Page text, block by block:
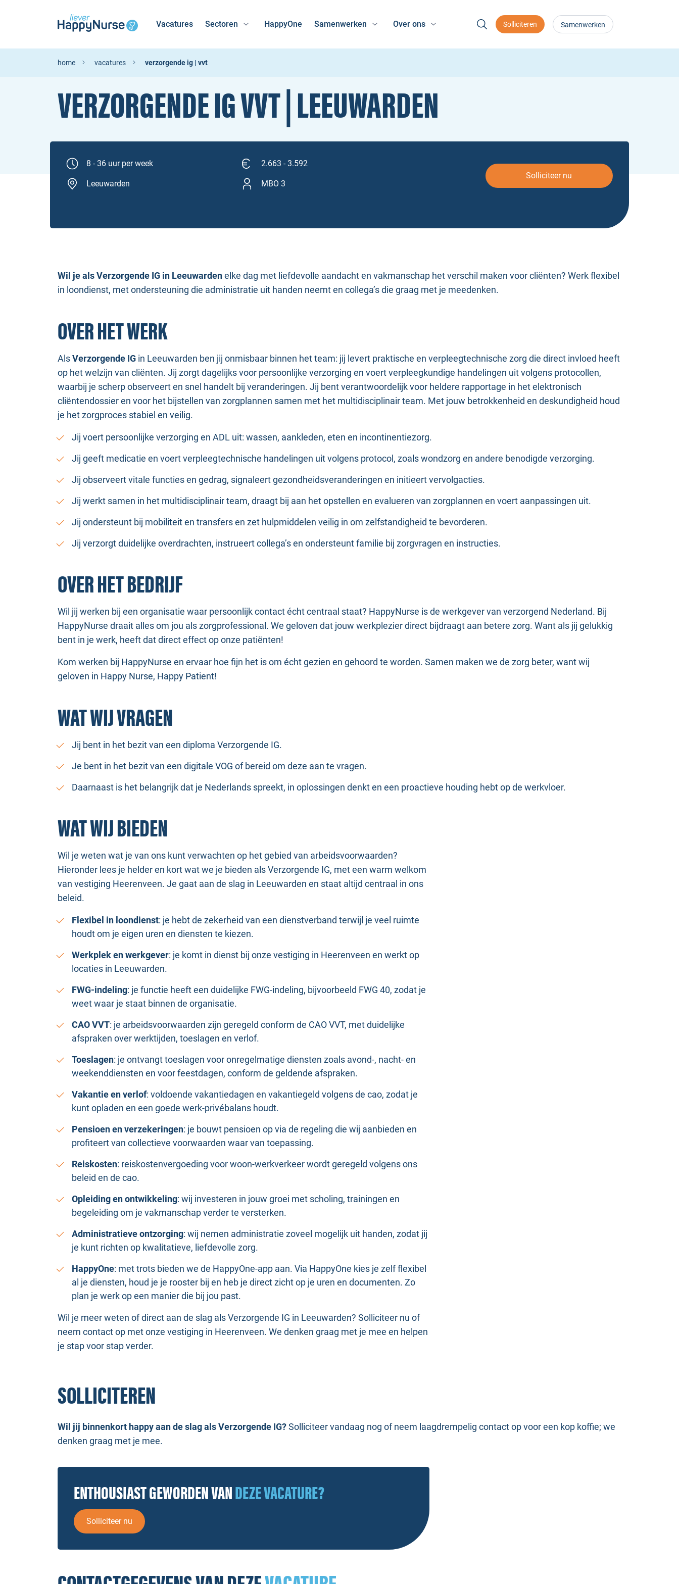
Vacatures Sectoren HappyOne Samenwerken Over ons Solliciteren Samenwerken
home vacatures verzorgende ig | vvt
VERZORGENDE IG VVT | LEEUWARDEN
8 - 36 uur per week 2.663 - 3.592
Leeuwarden MBO 3
Solliciteer nu
Wil je als Verzorgende IG in Leeuwardenelke dag met liefdevolle aandacht en vakmanschap het verschil maken voor cliënten? Werk flexibel
in loondienst, met ondersteuning die administratie uit handen neemt en collega’s die graag met je meedenken.
OVER HET WERK
AlsVerzorgende IG in Leeuwarden ben jij onmisbaar binnen het team: jij levert praktische en verpleegtechnische zorg die direct invloed heeft
op het welzijn van cliënten. Jij zorgt dagelijks voor persoonlijke verzorging en voert verpleegkundige handelingen uit volgens protocollen,
waarbij je scherp observeert en snel handelt bij veranderingen. Jij bent verantwoordelijk voor heldere rapportage in het elektronisch
cliëntendossier en voor het bijstellen van zorgplannen samen met het multidisciplinair team. Met jouw betrokkenheid en deskundigheid houd
je het zorgproces stabiel en veilig.
Jij voert persoonlijke verzorging en ADL uit: wassen, aankleden, eten en incontinentiezorg.
Jij geeft medicatie en voert verpleegtechnische handelingen uit volgens protocol, zoals wondzorg en andere benodigde verzorging.
Jij observeert vitale functies en gedrag, signaleert gezondheidsveranderingen en initieert vervolgacties.
Jij werkt samen in het multidisciplinair team, draagt bij aan het opstellen en evalueren van zorgplannen en voert aanpassingen uit.
Jij ondersteunt bij mobiliteit en transfers en zet hulpmiddelen veilig in om zelfstandigheid te bevorderen.
Jij verzorgt duidelijke overdrachten, instrueert collega’s en ondersteunt familie bij zorgvragen en instructies.
OVER HET BEDRIJF
Wil jij werken bij een organisatie waar persoonlijk contact écht centraal staat? HappyNurse is de werkgever van verzorgend Nederland. Bij
HappyNurse draait alles om jou als zorgprofessional. We geloven dat jouw werkplezier direct bijdraagt aan betere zorg. Want als jij gelukkig
bent in je werk, heeft dat direct effect op onze patiënten!
Kom werken bij HappyNurse en ervaar hoe fijn het is om écht gezien en gehoord te worden. Samen maken we de zorg beter, want wij
geloven in Happy Nurse, Happy Patient!
WAT WIJ VRAGEN
Jij bent in het bezit van een diploma Verzorgende IG.
Je bent in het bezit van een digitale VOG of bereid om deze aan te vragen.
Daarnaast is het belangrijk dat je Nederlands spreekt, in oplossingen denkt en een proactieve houding hebt op de werkvloer.
WAT WIJ BIEDEN
Wil je weten wat je van ons kunt verwachten op het gebied van arbeidsvoorwaarden?
Hieronder lees je helder en kort wat we je bieden als Verzorgende IG, met een warm welkom
van vestiging Heerenveen. Je gaat aan de slag in Leeuwarden en staat altijd centraal in ons
beleid.
Flexibel in loondienst: je hebt de zekerheid van een dienstverband terwijl je veel ruimte
houdt om je eigen uren en diensten te kiezen.
Werkplek en werkgever: je komt in dienst bij onze vestiging in Heerenveen en werkt op
locaties in Leeuwarden.
FWG-indeling: je functie heeft een duidelijke FWG-indeling, bijvoorbeeld FWG 40, zodat je
weet waar je staat binnen de organisatie.
CAO VVT: je arbeidsvoorwaarden zijn geregeld conform de CAO VVT, met duidelijke
afspraken over werktijden, toeslagen en verlof.
Toeslagen: je ontvangt toeslagen voor onregelmatige diensten zoals avond-, nacht- en
weekenddiensten en voor feestdagen, conform de geldende afspraken.
Vakantie en verlof: voldoende vakantiedagen en vakantiegeld volgens de cao, zodat je
kunt opladen en een goede werk-privébalans houdt.
Pensioen en verzekeringen: je bouwt pensioen op via de regeling die wij aanbieden en
profiteert van collectieve voorwaarden waar van toepassing.
Reiskosten: reiskostenvergoeding voor woon-werkverkeer wordt geregeld volgens ons
beleid en de cao.
Opleiding en ontwikkeling: wij investeren in jouw groei met scholing, trainingen en
begeleiding om je vakmanschap verder te versterken.
Administratieve ontzorging: wij nemen administratie zoveel mogelijk uit handen, zodat jij
je kunt richten op kwalitatieve, liefdevolle zorg.
HappyOne: met trots bieden we de HappyOne-app aan. Via HappyOne kies je zelf flexibel
al je diensten, houd je je rooster bij en heb je direct zicht op je uren en documenten. Zo
plan je werk op een manier die bij jou past.
Wil je meer weten of direct aan de slag als Verzorgende IG in Leeuwarden? Solliciteer nu of
neem contact op met onze vestiging in Heerenveen. We denken graag met je mee en helpen
je stap voor stap verder.
SOLLICITEREN
Wil jij binnenkort happy aan de slag als Verzorgende IG?Solliciteer vandaag nog of neem laagdrempelig contact op voor een kop koffie; we
denken graag met je mee.
ENTHOUSIAST GEWORDEN VANDEZE VACATURE?
Solliciteer nu